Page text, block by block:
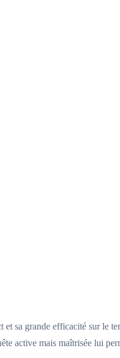
sa grande efficacité sur le
active mais maîtrisée lui